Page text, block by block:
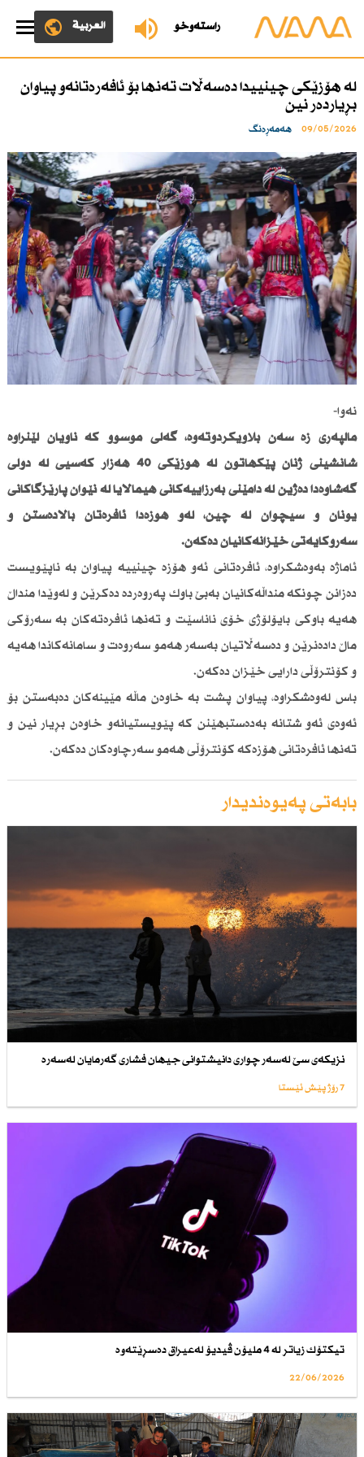
ڕاستەوخۆ العربية
لە هۆزێكی چینییدا دەسەڵات تەنها بۆ ئافەرەتانەو پیاوان
بڕیاردەر نین
09/05/2026 هەمەڕەنگ
نەوا-
ماڵپەڕی زە سەن بڵاویكردۆتەوە، گەلی مۆسۆو كە ناویان لێنراوە
شانشینی ژنان پێكهاتون لە هۆزێكی 40 هەزار كەسیی لە دۆڵی
گەشاوەدا دەژین لە دامێنی بەرزاییەكانی هیمالایا لە نێوان پارێزگاكانی
یونان و سیچوان لە چین، لەو هۆزەدا ئافرەتان باڵادەستن و
سەرۆكایەتی خێزانەكانیان دەكەن.
ئاماژە بەوەشكراوە، ئافرەتانی ئەو هۆزە چینییە پیاوان بە ناپێویست
دەزانن چونكە منداڵەكانیان بەبێ باوك پەروەردە دەكرێن و لەوێدا منداڵ
هەیە باوكی بایۆلۆژی خۆی ناناسێت و تەنها ئافرەتەكان بە سەرۆكی
ماڵ دادەنرێن و دەسەڵاتیان بەسەر هەمو سەروەت و سامانەكاندا هەیە
و كۆنترۆڵی دارایی خێزان دەكەن.
باس لەوەشكراوە، پیاوان پشت بە خاوەن ماڵە مێینەكان دەبەستن بۆ
ئەوەی ئەو شتانە بەدەستبهێنن كە پێویستیانەو خاوەن بڕیار نین و
تەنها ئافرەتانی هۆزەكە كۆنترۆڵی هەمو سەرچاوەكان دەكەن.
بابەتی پەیوەندیدار
نزیكەی سێ لەسەر چواری دانیشتوانی جیهان فشاری گەرمایان لەسەرە
7 رۆژ پێش ئێستا
تیكتۆك زیاتر لە 4 ملیۆن ڤیدیۆ لەعیراق دەسڕێتەوە
22/06/2026